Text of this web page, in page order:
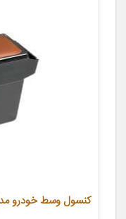
کنسول وسط خودرو مدل 36 مناسب برای